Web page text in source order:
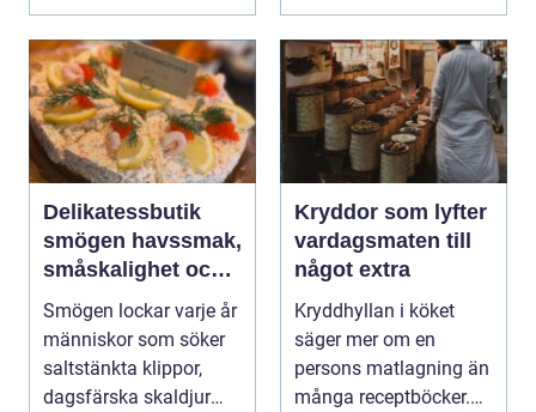
Delikatessbutik
smögen havssmak,
småskalighet och
personligt urval
Smögen lockar varje år
människor som söker
saltstänkta klippor,
dagsfärska skaldjur
Kryddor som lyfter
vardagsmaten till
något extra
Kryddhyllan i köket
säger mer om en
persons matlagning än
många receptböcker.